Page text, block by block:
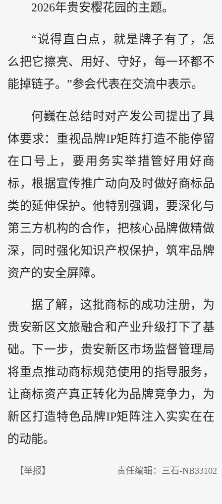
2026年贵安樱花园的主题。
“说得直白点，就是牌子有了，怎
么把它擦亮、用好、守好，每一环都不
能掉链子。”参会代表在交流中表示。
何巍在总结时对产发公司提出了具
体要求：重视品牌IP矩阵打造不能停留
在口号上，要用务实举措管好用好商
标，根据宣传推广动向及时做好商标品
类的延伸保护。他特别强调，要深化与
第三方机构的合作，把核心品牌做精做
深，同时强化知识产权保护，筑牢品牌
资产的安全屏障。
据了解，这批商标的成功注册，为
贵安新区文旅融合和产业升级打下了基
础。下一步，贵安新区市场监督管理局
将重点推动商标规范使用的指导服务，
让商标资产真正转化为品牌竞争力，为
新区打造特色品牌IP矩阵注入实实在在
的动能。
【举报】 责任编辑：三石-NB33102